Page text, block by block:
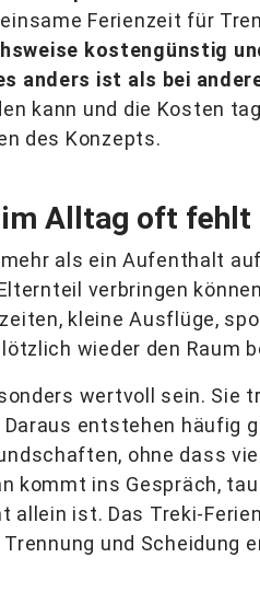
Ferienzeit für
kostengünstig
anders ist als bei
kann und die Kosten
des Konzepts.
im Alltag oft fehlt
als ein Aufenthalt
verbringen
kleine Ausflüge,
wieder den Raum
wertvoll sein. Sie
Daraus entstehen häufig
ohne dass
kommt ins Gespräch,
allein ist. Das Treki-
und Scheidung